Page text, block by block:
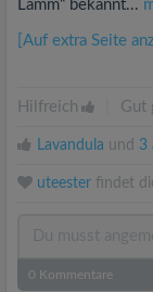
Lamm“ bekannt...
[Auf extra Seite
Hilfreich Gut
Lavandula und 3
uteester findet
0 Kommentare